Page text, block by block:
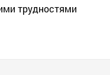
трудностями